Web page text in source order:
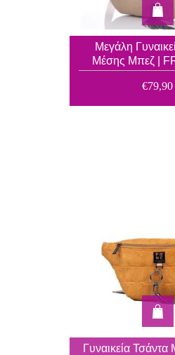
Μεγάλη
Μέσης Μπεζ |
€79,90
Γυναικεία